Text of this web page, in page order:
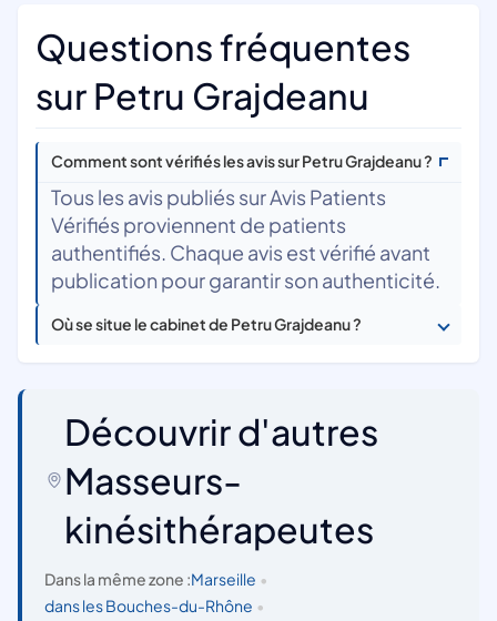
Questions fréquentes
sur Petru Grajdeanu
Comment sont vérifiés les avis sur Petru Grajdeanu ?
Tous les avis publiés sur Avis Patients
Vérifiés proviennent de patients
authentifiés. Chaque avis est vérifié avant
publication pour garantir son authenticité.
Où se situe le cabinet de Petru Grajdeanu ?
Découvrir d'autres
Masseurs-
kinésithérapeutes
Dans la même zone :Marseille •
dans les Bouches-du-Rhône •